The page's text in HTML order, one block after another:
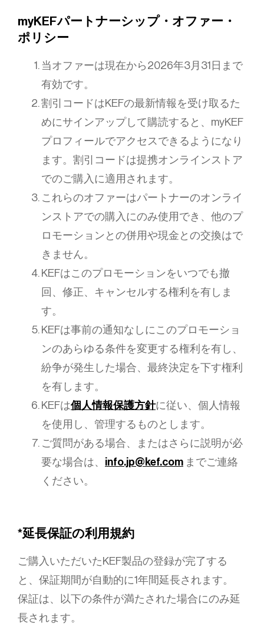
myKEFパートナーシップ・オファー・
ポリシー
当オファーは現在から2026年3月31日まで
有効です。
割引コードはKEFの最新情報を受け取るた
めにサインアップして購読すると、myKEF
プロフィールでアクセスできるようになり
ます。割引コードは提携オンラインストア
でのご購入に適用されます。
これらのオファーはパートナーのオンライ
ンストアでの購入にのみ使用でき、他のプ
ロモーションとの併用や現金との交換はで
きません。
KEFはこのプロモーションをいつでも撤
回、修正、キャンセルする権利を有しま
す。
KEFは事前の通知なしにこのプロモーショ
ンのあらゆる条件を変更する権利を有し、
紛争が発生した場合、最終決定を下す権利
を有します。
KEFは個人情報保護方針に従い、個人情報
を使用し、管理するものとします。
ご質問がある場合、またはさらに説明が必
要な場合は、 info.jp@kef.com までご連絡
ください。
*延長保証の利用規約
ご購入いただいたKEF製品の登録が完了する
と、保証期間が自動的に1年間延長されます。
保証は、以下の条件が満たされた場合にのみ延
長されます。